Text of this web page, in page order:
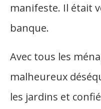
manifeste. Il était
banque.
Avec tous les
malheureux
les jardins et